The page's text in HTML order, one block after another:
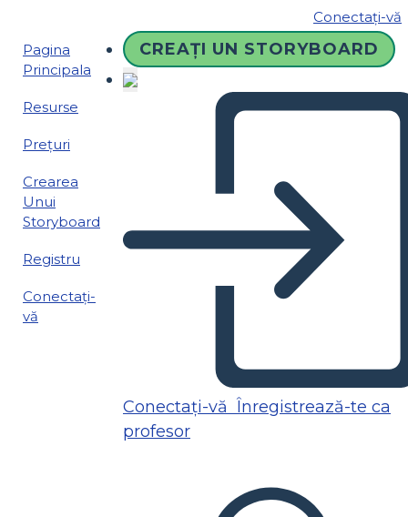
Conectați-vă
Pagina
Principala
Resurse
Prețuri
Crearea
Unui
Storyboard
Registru
Conectați-
vă
CREAȚI UN STORYBOARD
Conectați-vă Înregistrează-te ca
profesor